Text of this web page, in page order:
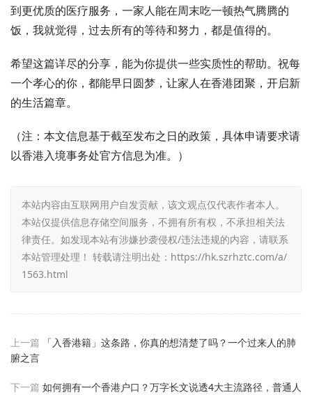
到更优质的医疗服务，一家人能在周末吃一顿热气腾腾的
饭，我就觉得，过去所有的等待和努力，都是值得的。
希望这篇详尽的分享，能为你提供一些实质性的帮助。祝每
一个孝心的你，都能早日圆梦，让家人在香港团聚，开启新
的生活篇章。
（注：本文信息基于截至发布之日的政策，具体申请要求请
以香港入境事务处官方信息为准。）
本站内容由互联网用户自发贡献，该文观点仅代表作者本人。
本站仅提供信息存储空间服务，不拥有所有权，不承担相关法
律责任。如发现本站有涉嫌抄袭侵权/违法违规的内容，请联系
本站管理处理！ 转载请注明出处： https://hk.szrhztc.com/a/
1563.html
上一篇
「入香港籍」这条路，你真的想清楚了吗？一个过来人的肺
腑之言
下一篇 如何拥有一个香港户口？万字长文说透4大主流路径，普通人